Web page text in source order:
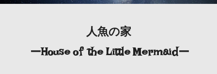
人魚の家
ーHouse of  the Little Mermaidー